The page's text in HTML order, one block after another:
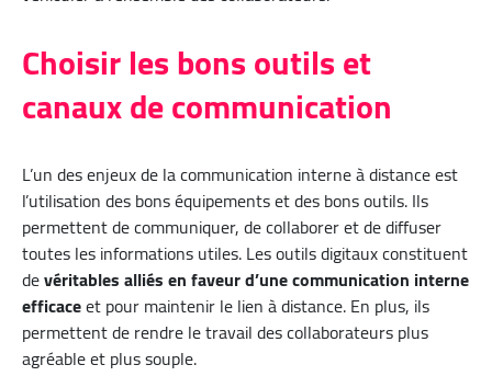
Choisir les bons outils et
canaux de communication
L’un des enjeux de la communication interne à distance est
l’utilisation des bons équipements et des bons outils. Ils
permettent de communiquer, de collaborer et de diffuser
toutes les informations utiles. Les outils digitaux constituent
devéritables alliés en faveur d’une communication interne
efficaceet pour maintenir le lien à distance. En plus, ils
permettent de rendre le travail des collaborateurs plus
agréable et plus souple.